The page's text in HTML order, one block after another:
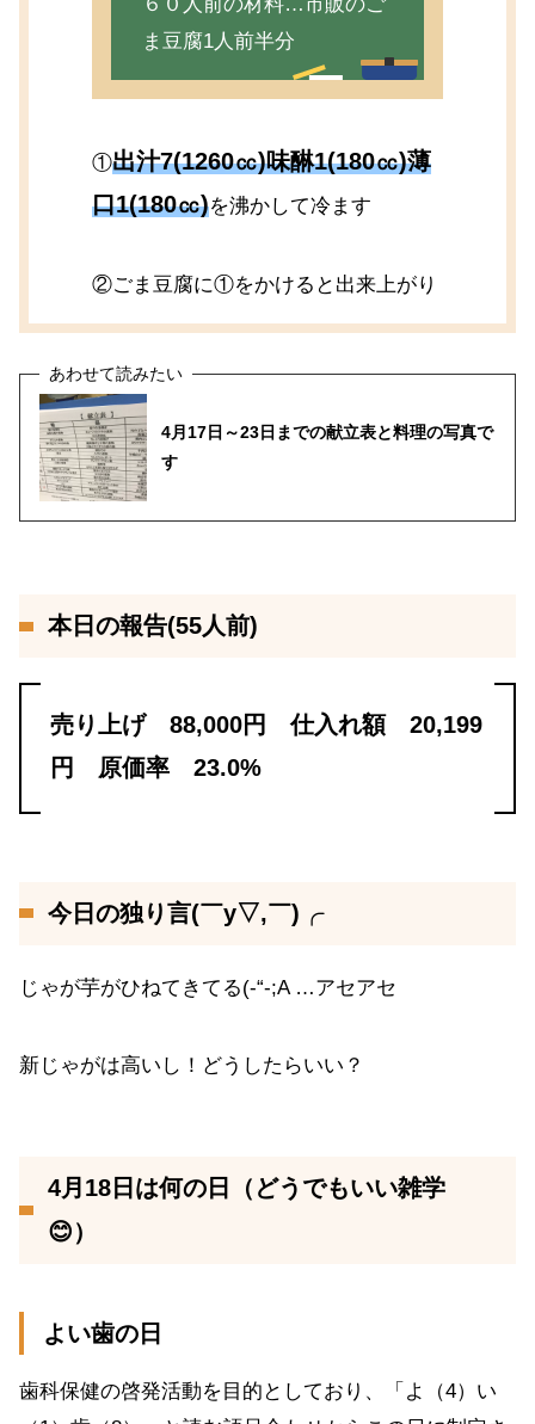
ま豆腐1人前半分
①出汁7(1260㏄)味醂1(180㏄)薄
口1(180㏄)を沸かして冷ます
②ごま豆腐に①をかけると出来上がり
4月17日～23日までの献立表と料理の写真で
す
本日の報告(55人前)
売り上げ 88,000円 仕入れ額 20,199
円 原価率 23.0%
今日の独り言(￣y▽,￣)╭
じゃが芋がひねてきてる(-“-;A …アセアセ
新じゃがは高いし！どうしたらいい？
4月18日は何の日（どうでもいい雑学
😊）
よい歯の日
歯科保健の啓発活動を目的としており、「よ（4）い